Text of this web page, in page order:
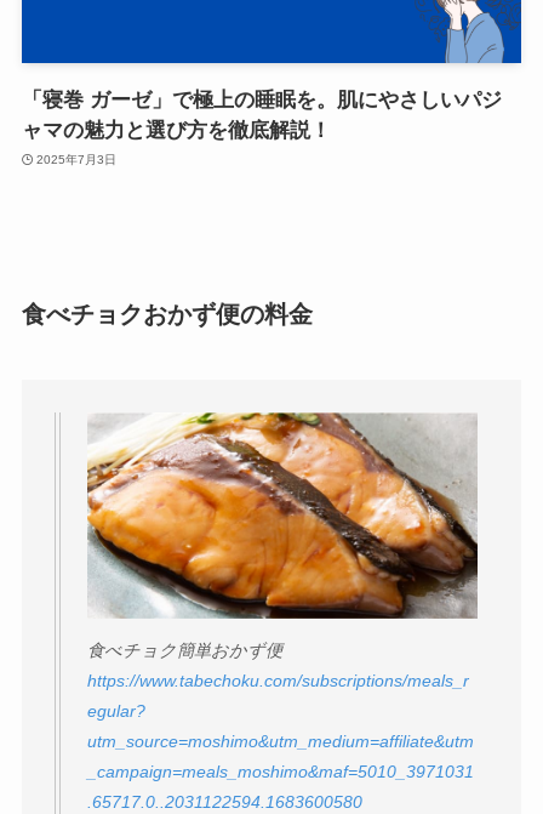
「寝巻 ガーゼ」で極上の睡眠を。肌にやさしいパジ
ャマの魅力と選び方を徹底解説！
2025年7月3日
食べチョクおかず便の料金
食べチョク簡単おかず便
https://www.tabechoku.com/subscriptions/meals_r
egular?
utm_source=moshimo&utm_medium=affiliate&utm
_campaign=meals_moshimo&maf=5010_3971031
.65717.0..2031122594.1683600580